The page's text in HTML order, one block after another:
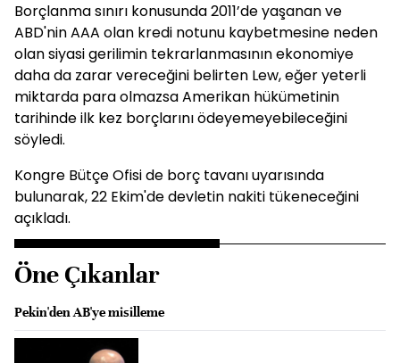
Borçlanma sınırı konusunda 2011’de yaşanan ve
ABD'nin AAA olan kredi notunu kaybetmesine neden
olan siyasi gerilimin tekrarlanmasının ekonomiye
daha da zarar vereceğini belirten Lew, eğer yeterli
miktarda para olmazsa Amerikan hükümetinin
tarihinde ilk kez borçlarını ödeyemeyebileceğini
söyledi.
Kongre Bütçe Ofisi de borç tavanı uyarısında
bulunarak, 22 Ekim'de devletin nakiti tükeneceğini
açıkladı.
Öne Çıkanlar
Pekin'den AB'ye misilleme